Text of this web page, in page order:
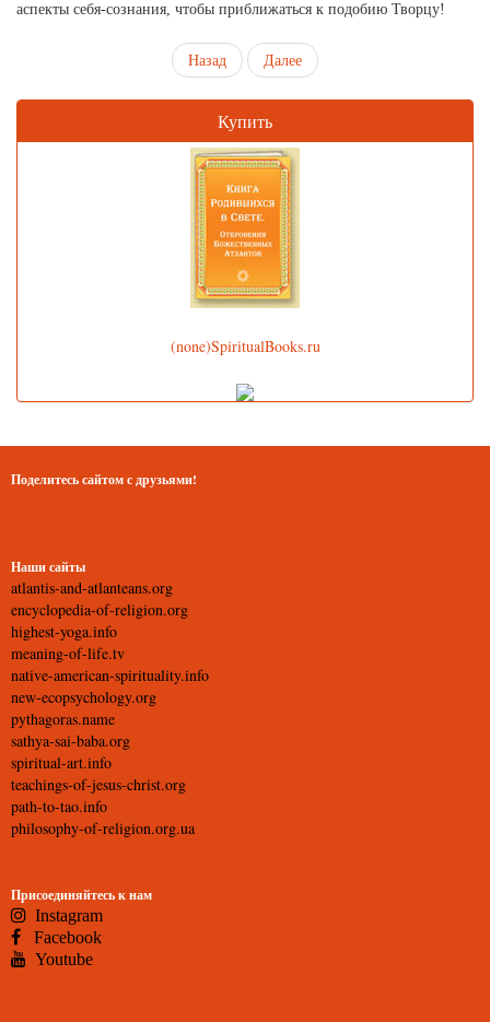
аспекты себя-сознания, чтобы приближаться к подобию Творцу!
Назад Далее
Купить
(none)SpiritualBooks.ru
Поделитесь сайтом с друзьями!
Наши сайты
atlantis-and-atlanteans.org
encyclopedia-of-religion.org
highest-yoga.info
meaning-of-life.tv
native-american-spirituality.info
new-ecopsychology.org
pythagoras.name
sathya-sai-baba.org
spiritual-art.info
teachings-of-jesus-christ.org
path-to-tao.info
philosophy-of-religion.org.ua
Присоединяйтесь к нам
Instagram
Facebook
Youtube